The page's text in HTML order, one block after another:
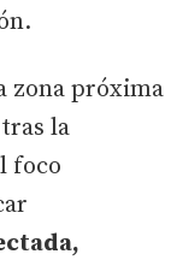
zona próxima
la
foco